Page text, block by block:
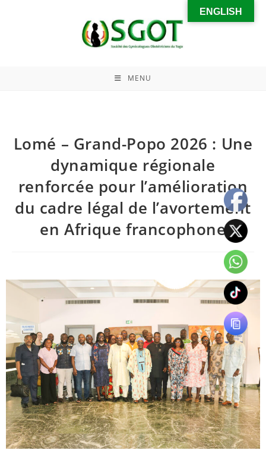
MENU
Lomé – Grand-Popo 2026 : Une
dynamique régionale
renforcée pour l’amélioration
du cadre légal de l’avortement
en Afrique francophone
ENGLISH